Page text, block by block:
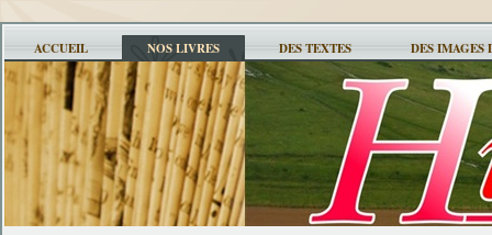
ACCUEIL NOS LIVRES DES TEXTES DES IMAGES